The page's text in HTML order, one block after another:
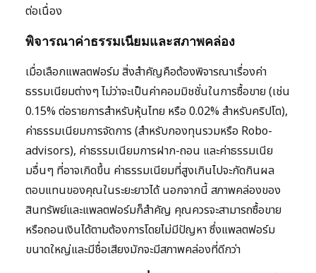
ต่อเนื่อง
พิจารณาค่าธรรมเนียมและสภาพคล่อง
เมื่อเลือกแพลตฟอร์ม สิ่งสำคัญคือต้องพิจารณาเรื่องค่า
ธรรมเนียมต่างๆ ไม่ว่าจะเป็นค่าคอมมิชชั่นในการซื้อขาย (เช่น
0.15% ต่อรายการสำหรับหุ้นไทย หรือ 0.02% สำหรับคริปโต),
ค่าธรรมเนียมการจัดการ (สำหรับกองทุนรวมหรือ Robo-
advisors), ค่าธรรมเนียมการฝาก-ถอน และค่าธรรมเนีย
มอื่นๆ ที่อาจเกิดขึ้น ค่าธรรมเนียมที่สูงเกินไปจะกัดกินผล
ตอบแทนของคุณในระยะยาวได้ นอกจากนี้ สภาพคล่องของ
สินทรัพย์และแพลตฟอร์มก็สำคัญ คุณควรจะสามารถซื้อขาย
หรือถอนเงินได้ตามต้องการโดยไม่มีปัญหา ซึ่งแพลตฟอร์ม
ขนาดใหญ่และมีชื่อเสียงมักจะมีสภาพคล่องที่ดีกว่า